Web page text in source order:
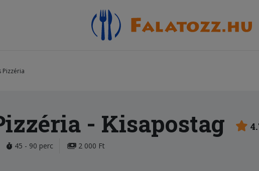
Pizzéria
- Kisapostag
45 - 90 perc 2 000 Ft